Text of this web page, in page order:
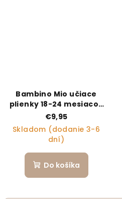
Bambino Mio učiace
plienky 18-24 mesiacov
PINK
€9,95
Skladom (dodanie 3-6
dní)
Do košíka